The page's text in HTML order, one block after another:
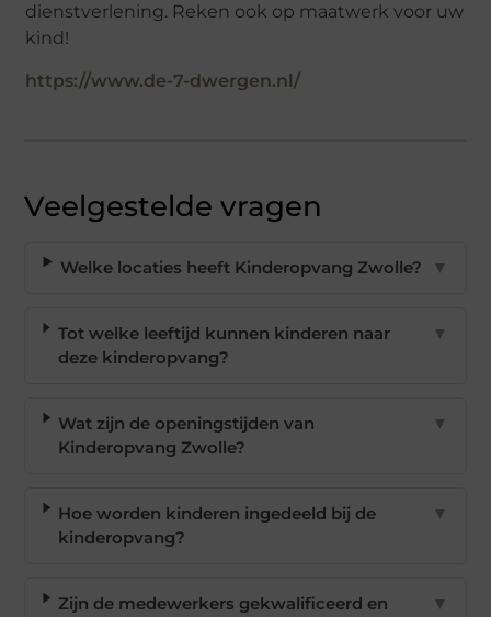
dienstverlening. Reken ook op maatwerk voor uw
kind!
https://www.de-7-dwergen.nl/
Veelgestelde vragen
Welke locaties heeft Kinderopvang Zwolle? ▼
Tot welke leeftijd kunnen kinderen naar
deze kinderopvang?
▼
Wat zijn de openingstijden van
Kinderopvang Zwolle?
▼
Hoe worden kinderen ingedeeld bij de
kinderopvang?
▼
Zijn de medewerkers gekwalificeerd en ▼